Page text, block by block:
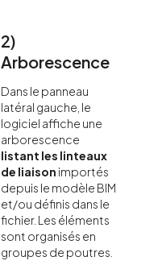
2)
Arborescence
Dans le panneau
latéral gauche, le
logiciel affiche une
arborescence
listant les linteaux
de liaison importés
depuis le modèle BIM
et/ou définis dans le
fichier. Les éléments
sont organisés en
groupes de poutres.